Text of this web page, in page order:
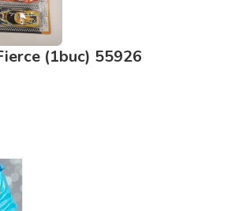
(1buc) 55926